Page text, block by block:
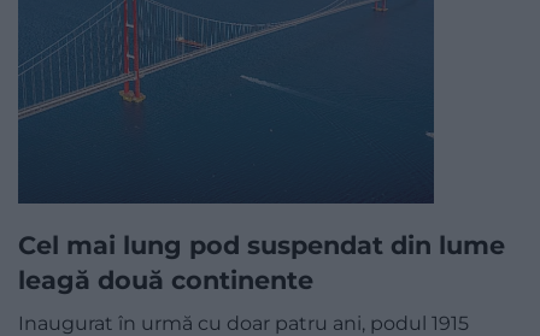
Cel mai lung pod suspendat din lume
leagă două continente
Inaugurat în urmă cu doar patru ani, podul 1915